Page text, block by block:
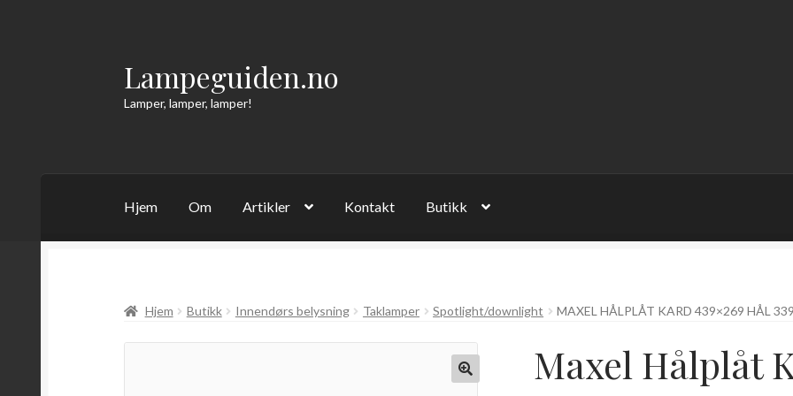
Hopp
til
navigasjon
Hopp
til
innhold
Lampeguiden.no
Lamper, lamper, lamper!
Hjem Om Artikler Kontakt Butikk
Hjem Butikk Innendørs belysning Taklamper Spotlight/downlight MAXEL HÅLPLÅT KARD 439×269 HÅL
Maxel Hålplåt